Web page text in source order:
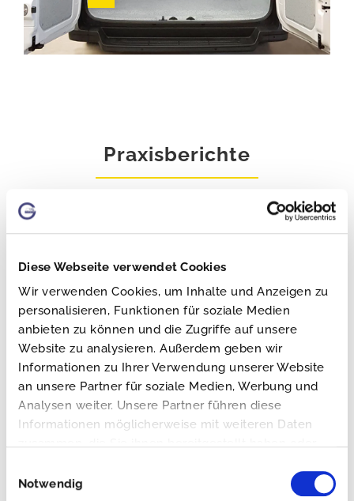
Diese Webseite verwendet Cookies
Wir verwenden Cookies, um Inhalte und Anzeigen zu
personalisieren, Funktionen für soziale Medien
anbieten zu können und die Zugriffe auf unsere
Website zu analysieren. Außerdem geben wir
Informationen zu Ihrer Verwendung unserer Website
an unsere Partner für soziale Medien, Werbung und
Analysen weiter. Unsere Partner führen diese
Informationen möglicherweise mit weiteren Daten
gesammelt haben.
Notwendig
Praxisberichte
NFZ -VERKAUF
BÄCKEREI
CATERING